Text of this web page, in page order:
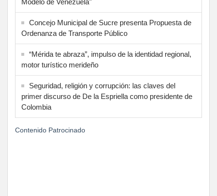
Concejo Municipal de Sucre presenta Propuesta de
Ordenanza de Transporte Público
“Mérida te abraza”, impulso de la identidad regional,
motor turístico merideño
Seguridad, religión y corrupción: las claves del
primer discurso de De la Espriella como presidente de
Colombia
Contenido Patrocinado